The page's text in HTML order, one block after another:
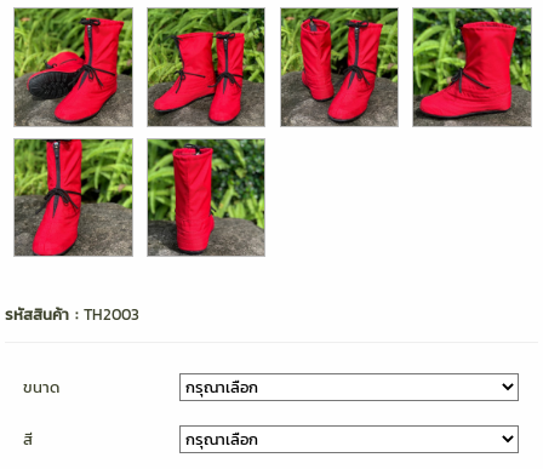
รหัสสินค้า :TH2003
ขนาด
สี